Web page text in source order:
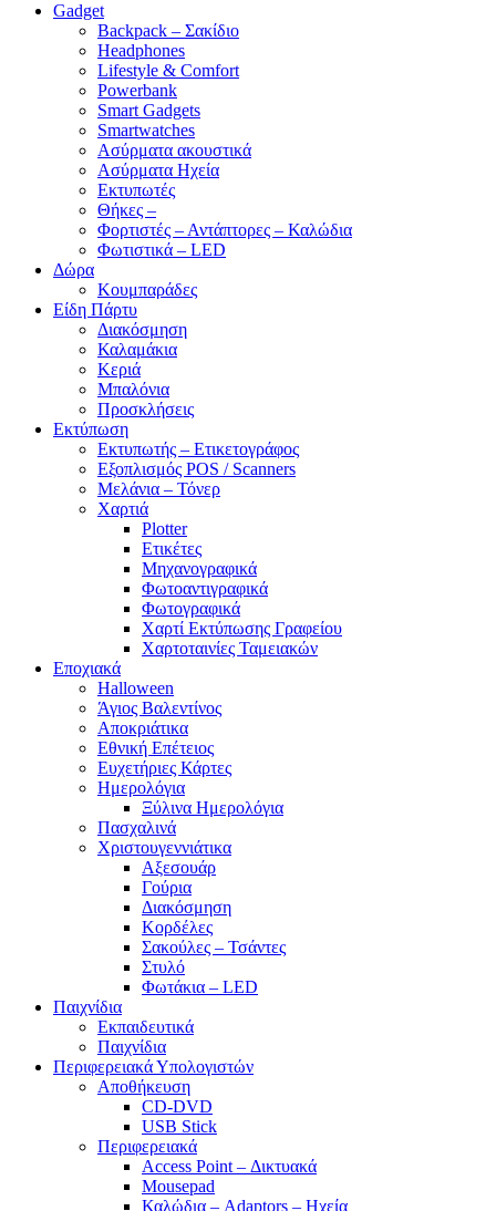
Gadget
Backpack – Σακίδιο
Headphones
Lifestyle & Comfort
Powerbank
Smart Gadgets
Smartwatches
Ασύρματα ακουστικά
Ασύρματα Ηχεία
Εκτυπωτές
Θήκες –
Φορτιστές – Αντάπτορες – Καλώδια
Φωτιστικά – LED
Δώρα
Κουμπαράδες
Είδη Πάρτυ
Διακόσμηση
Καλαμάκια
Κεριά
Μπαλόνια
Προσκλήσεις
Εκτύπωση
Εκτυπωτής – Ετικετογράφος
Εξοπλισμός POS / Scanners
Μελάνια – Τόνερ
Χαρτιά
Plotter
Ετικέτες
Μηχανογραφικά
Φωτοαντιγραφικά
Φωτογραφικά
Χαρτί Εκτύπωσης Γραφείου
Χαρτοταινίες Ταμειακών
Εποχιακά
Halloween
Άγιος Βαλεντίνος
Αποκριάτικα
Εθνική Επέτειος
Ευχετήριες Κάρτες
Ημερολόγια
Ξύλινα Ημερολόγια
Πασχαλινά
Χριστουγεννιάτικα
Αξεσουάρ
Γούρια
Διακόσμηση
Κορδέλες
Σακούλες – Τσάντες
Στυλό
Φωτάκια – LED
Παιχνίδια
Εκπαιδευτικά
Παιχνίδια
Περιφερειακά Υπολογιστών
Αποθήκευση
CD-DVD
USB Stick
Περιφερειακά
Access Point – Δικτυακά
Mousepad
Καλώδια – Adaptors – Ηχεία